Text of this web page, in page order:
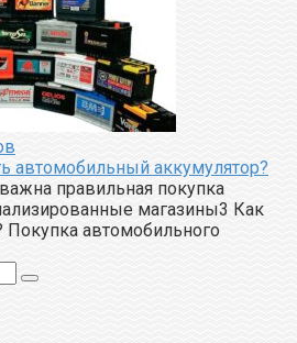
автомобильный аккумулятор?
правильная покупка
магазины3 Как
Покупка автомобильного